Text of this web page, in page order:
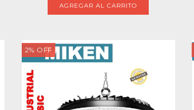
2% OFF